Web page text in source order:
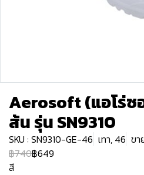
Aerosoft (แอโร่ซ
ส้น รุ่น SN9310
SKU : SN9310-GE-46 เทา, 46 ขา
฿740฿649
สี